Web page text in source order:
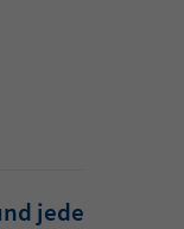
jede